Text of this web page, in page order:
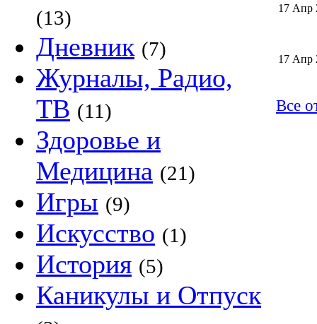
(13)
Дневник (7)
Журналы, Радио,
ТВ (11)
Здоровье и
Медицина (21)
Игры (9)
Искусство (1)
История (5)
Каникулы и Отпуск
17 Апр
17 Апр
Все